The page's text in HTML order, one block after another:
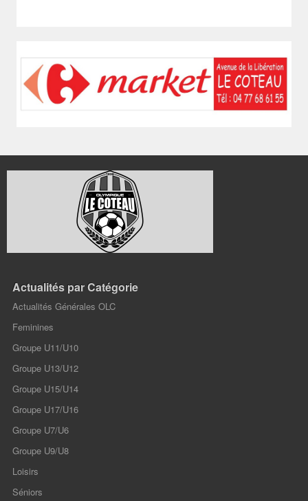
Actualités par Catégorie
Actualités Générales OLC
Feminines
Groupe U11/U10
Groupe U13/U12
Groupe U15/U14
Groupe U17/U16
Groupe U7/U6
Groupe U9/U8
Loisirs
Séniors